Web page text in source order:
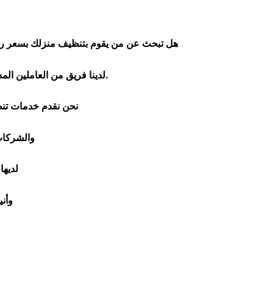
هل تبحث عن من يقوم بتنظيف منزلك بسعر
لدينا فريق من العاملين المدربين تدريبا جيدا قادرون على تنظيف الفلل والشقق و المبانى مع الالتزام بمعايير السلامة والنظافة.
نحن نقدم خدمات